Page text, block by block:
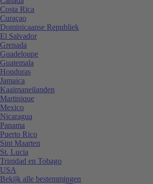
Costa Rica
Curaçao
Dominicaanse Republiek
El Salvador
Grenada
Guadeloupe
Guatemala
Honduras
Jamaica
Kaaimaneilanden
Martinique
Mexico
Nicaragua
Panama
Puerto Rico
Sint Maarten
St. Lucia
Trinidad en Tobago
USA
Bekijk alle bestemmingen